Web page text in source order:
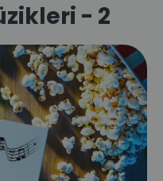
- 2